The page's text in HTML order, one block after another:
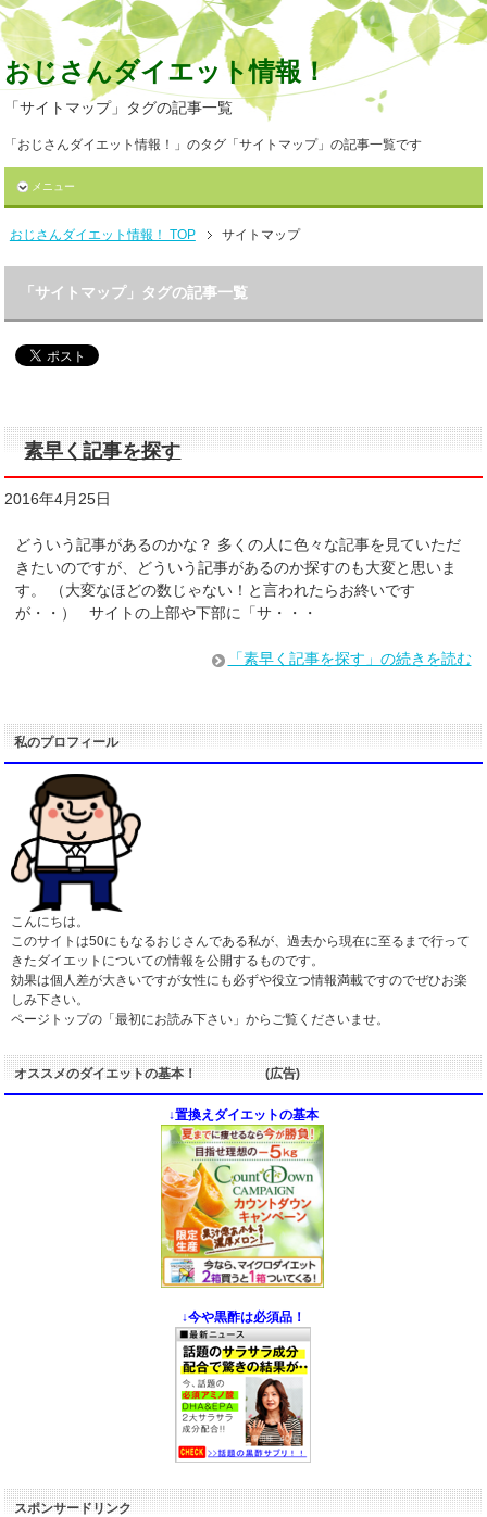
おじさんダイエット情報！
「サイトマップ」タグの記事一覧
「おじさんダイエット情報！」のタグ「サイトマップ」の記事一覧です
メニュー
おじさんダイエット情報！ TOP サイトマップ
「サイトマップ」タグの記事一覧
素早く記事を探す
2016年4月25日
どういう記事があるのかな？ 多くの人に色々な記事を見ていただ
きたいのですが、どういう記事があるのか探すのも大変と思いま
す。 （大変なほどの数じゃない！と言われたらお終いです
が・・） サイトの上部や下部に「サ・・・
「素早く記事を探す」の続きを読む
私のプロフィール
こんにちは。
このサイトは50にもなるおじさんである私が、過去から現在に至るまで行って
きたダイエットについての情報を公開するものです。
効果は個人差が大きいですが女性にも必ずや役立つ情報満載ですのでぜひお楽
しみ下さい。
ページトップの「最初にお読み下さい」からご覧くださいませ。
オススメのダイエットの基本！ (広告)
↓置換えダイエットの基本
↓今や黒酢は必須品！
スポンサードリンク